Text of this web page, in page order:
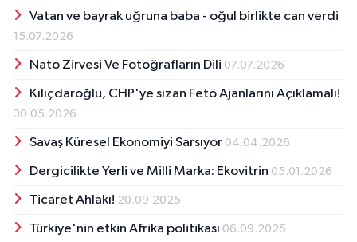
Vatan ve bayrak uğruna baba - oğul birlikte can verdi
15.07.2026
Nato Zirvesi Ve Fotoğrafların Dili 07.07.2026
Kılıçdaroğlu, CHP'ye sızan Fetö Ajanlarını Açıklamalı!
30.05.2026
Savaş Küresel Ekonomiyi Sarsıyor 04.04.2026
Dergicilikte Yerli ve Milli Marka: Ekovitrin 05.01.2026
Ticaret Ahlakı! 20.09.2025
Türkiye'nin etkin Afrika politikası 06.09.2025